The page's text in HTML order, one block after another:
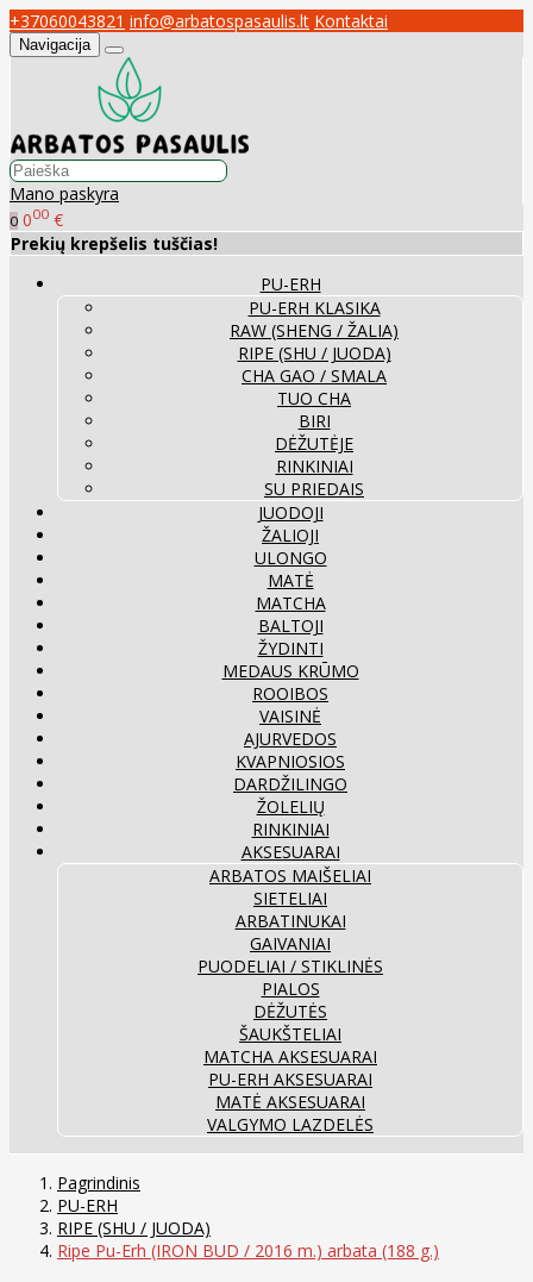
+37060043821 info@arbatospasaulis.lt Kontaktai
Navigacija
Mano paskyra
0 000 €
Prekių krepšelis tuščias!
PU-ERH
PU-ERH KLASIKA
RAW (SHENG / ŽALIA)
RIPE (SHU / JUODA)
CHA GAO / SMALA
TUO CHA
BIRI
DĖŽUTĖJE
RINKINIAI
SU PRIEDAIS
JUODOJI
ŽALIOJI
ULONGO
MATĖ
MATCHA
BALTOJI
ŽYDINTI
MEDAUS KRŪMO
ROOIBOS
VAISINĖ
AJURVEDOS
KVAPNIOSIOS
DARDŽILINGO
ŽOLELIŲ
RINKINIAI
AKSESUARAI
ARBATOS MAIŠELIAI
SIETELIAI
ARBATINUKAI
GAIVANIAI
PUODELIAI / STIKLINĖS
PIALOS
DĖŽUTĖS
ŠAUKŠTELIAI
MATCHA AKSESUARAI
PU-ERH AKSESUARAI
MATĖ AKSESUARAI
VALGYMO LAZDELĖS
Pagrindinis
PU-ERH
RIPE (SHU / JUODA)
Ripe Pu-Erh (IRON BUD / 2016 m.) arbata (188 g.)